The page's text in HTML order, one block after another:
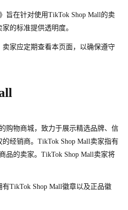
旨在针对使用TikTok Shop Mall的卖
的标准提供透明度。
家应定期查看本页面，以确保遵守
购物商城，致力于展示精选品牌、信
经销商。TikTok Shop Mall卖家指有
品的卖家。TikTok Shop Mall卖家将
有TikTok Shop Mall徽章以及正品徽